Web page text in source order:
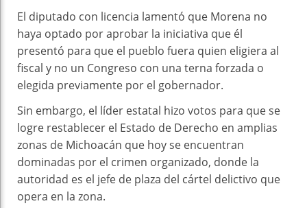
El diputado con licencia lamentó que Morena no
haya optado por aprobar la iniciativa que él
presentó para que el pueblo fuera quien eligiera al
fiscal y no un Congreso con una terna forzada o
elegida previamente por el gobernador.
Sin embargo, el líder estatal hizo votos para que se
logre restablecer el Estado de Derecho en amplias
zonas de Michoacán que hoy se encuentran
dominadas por el crimen organizado, donde la
autoridad es el jefe de plaza del cártel delictivo que
opera en la zona.